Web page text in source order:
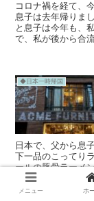
コロナ禍を経て、
息子は去年帰りま
と息子は今年も、
で、私が後から合
◆日本一時帰国
日本で、父から息
下一品のこってり
ールの豚骨ラーメ
たのか、イマイチ
メニュー ホ